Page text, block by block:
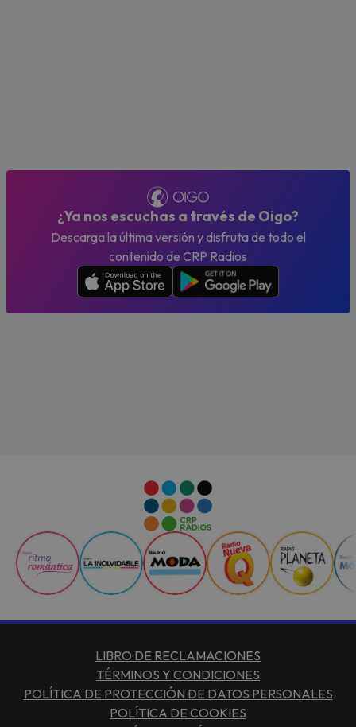
¿Ya nos escuchas a través de Oigo?
Descarga la última versión y disfruta de todo el
contenido de CRP Radios
LIBRO DE RECLAMACIONES
TÉRMINOS Y CONDICIONES
POLÍTICA DE PROTECCIÓN DE DATOS PERSONALES
POLÍTICA DE COOKIES